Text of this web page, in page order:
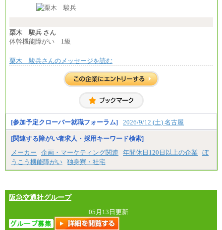
※試用期間中も給与に変更はございません
栗木 駿兵 さん
体幹機能障がい 1級
栗木 駿兵さんのメッセージを読む
[参加予定クローバー就職フォーラム] 2026/9/12 (土) 名古屋
[関連する障がい者求人・採用キーワード検索]
メーカー
企画・マーケティング関連 年間休日120日以上の企業
ぼ
うこう機能障がい 独身寮・社宅
阪急交通社グループ
05月13日更新